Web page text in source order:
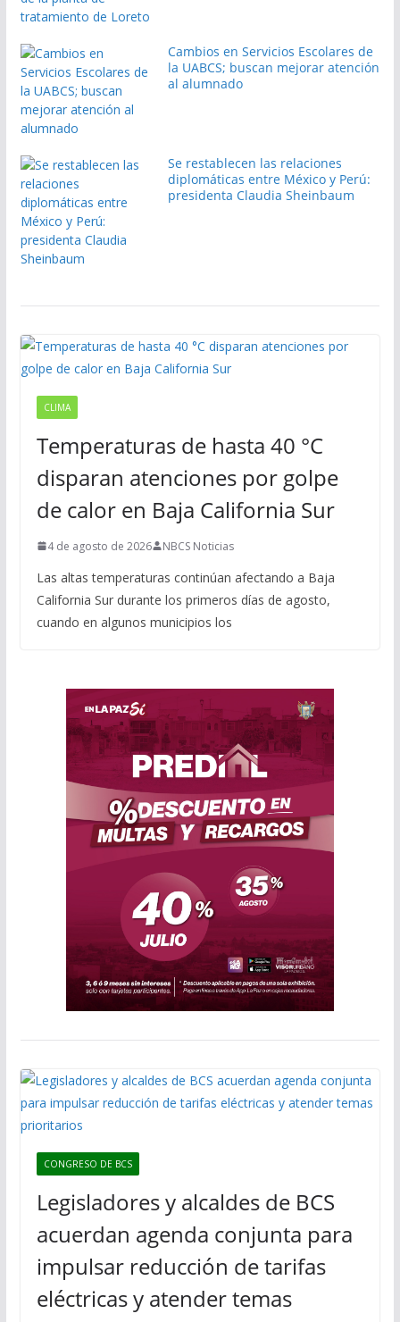
Cambios en Servicios Escolares de
la UABCS; buscan mejorar atención
al alumnado
Se restablecen las relaciones
diplomáticas entre México y Perú:
presidenta Claudia Sheinbaum
CLIMA
Temperaturas de hasta 40 °C
disparan atenciones por golpe
de calor en Baja California Sur
4 de agosto de 2026 NBCS Noticias
Las altas temperaturas continúan afectando a Baja
California Sur durante los primeros días de agosto,
cuando en algunos municipios los
CONGRESO DE BCS
Legisladores y alcaldes de BCS
acuerdan agenda conjunta para
impulsar reducción de tarifas
eléctricas y atender temas